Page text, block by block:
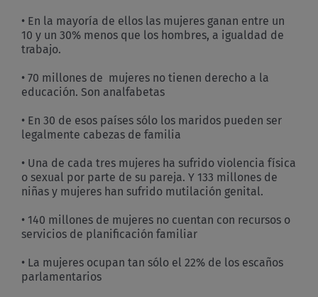
• En la mayoría de ellos las mujeres ganan entre un
10 y un 30% menos que los hombres, a igualdad de
trabajo.
• 70 millones de mujeres no tienen derecho a la
educación. Son analfabetas
• En 30 de esos países sólo los maridos pueden ser
legalmente cabezas de familia
• Una de cada tres mujeres ha sufrido violencia física
o sexual por parte de su pareja. Y 133 millones de
niñas y mujeres han sufrido mutilación genital.
• 140 millones de mujeres no cuentan con recursos o
servicios de planificación familiar
• La mujeres ocupan tan sólo el 22% de los escaños
parlamentarios